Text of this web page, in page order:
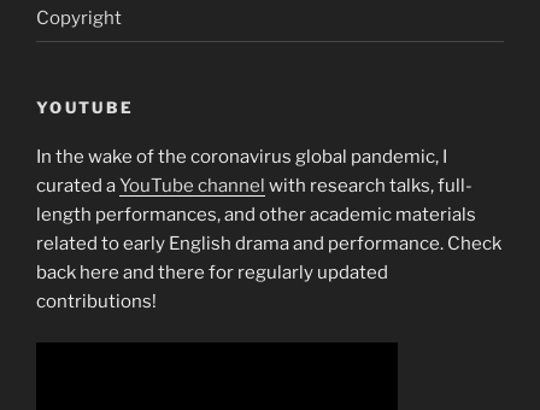
Copyright
YOUTUBE
In the wake of the coronavirus global pandemic, I
curated aYouTube channel with research talks, full-
length performances, and other academic materials
related to early English drama and performance. Check
back here and there for regularly updated
contributions!